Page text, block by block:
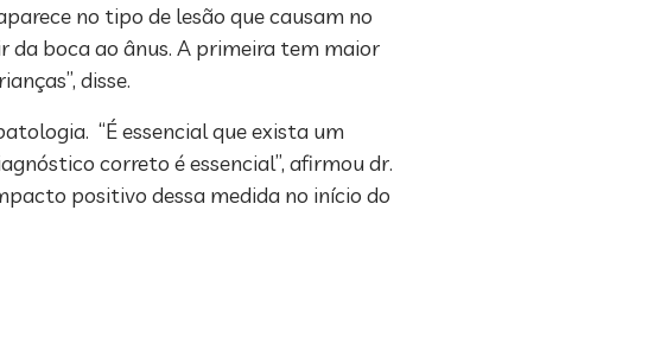
no tipo de lesão que causam no
da boca ao ânus. A primeira tem maior
disse.
“É essencial que exista um
correto é essencial”, afirmou dr.
positivo dessa medida no início do